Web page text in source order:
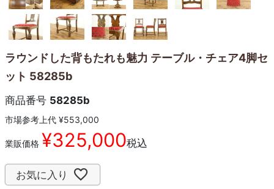
ラウンドした背もたれも魅力 テーブル・チェア4脚セ
ット 58285b
商品番号 58285b
市場参考上代 ¥553,000
業販価格 ¥325,000税込
お気に入り